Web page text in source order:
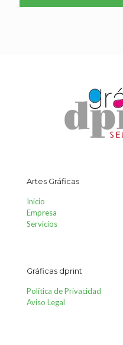
Artes Gráficas
Inicio
Empresa
Servicios
Gráficas dprint
Política de Privacidad
Aviso Legal